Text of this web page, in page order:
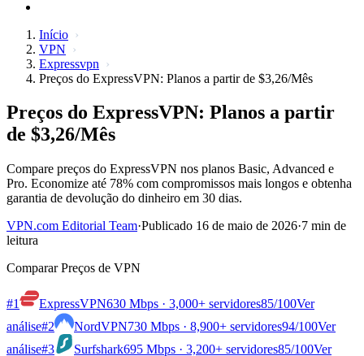
Início
VPN
Expressvpn
Preços do ExpressVPN: Planos a partir de $3,26/Mês
Preços do ExpressVPN: Planos a partir
de $3,26/Mês
Compare preços do ExpressVPN nos planos Basic, Advanced e
Pro. Economize até 78% com compromissos mais longos e obtenha
garantia de devolução do dinheiro em 30 dias.
VPN.com Editorial Team·Publicado 16 de maio de 2026·7 min de
leitura
Comparar Preços de VPN
#1 ExpressVPN630 Mbps · 3,000+ servidores85/100Ver
análise#2 NordVPN730 Mbps · 8,900+ servidores94/100Ver
análise#3 Surfshark695 Mbps · 3,200+ servidores85/100Ver